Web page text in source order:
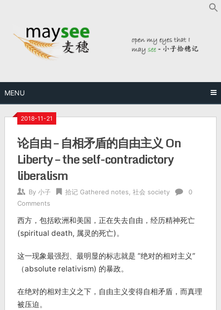
MENU
2018-11-21
论自由 – 自相矛盾的自由主义 On
Liberty – the self-contradictory
liberalism
By 小子 拾记 Gathered notes 社会 society
0
Comments
西方，包括欧洲和美国，正在失去自由，经历精神死亡
(spiritual death, 属灵的死亡)。
这一现象最强烈、最明显的标志就是 “绝对的相对主义”
（absolute relativism) 的暴政。
在绝对的相对主义之下，自由主义变得自相矛盾，而真理
被压迫。